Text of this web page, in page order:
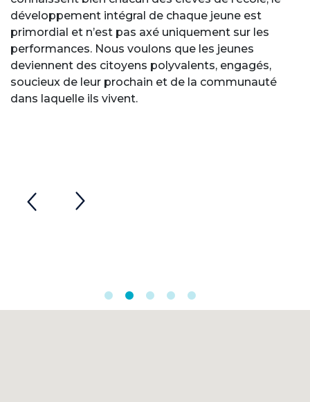
développement intégral de chaque jeune est
primordial et n’est pas axé uniquement sur les
performances. Nous voulons que les jeunes
deviennent des citoyens polyvalents, engagés,
soucieux de leur prochain et de la communauté
dans laquelle ils vivent.